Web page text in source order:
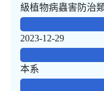
級植物病蟲害防治
2023-12-29
本系